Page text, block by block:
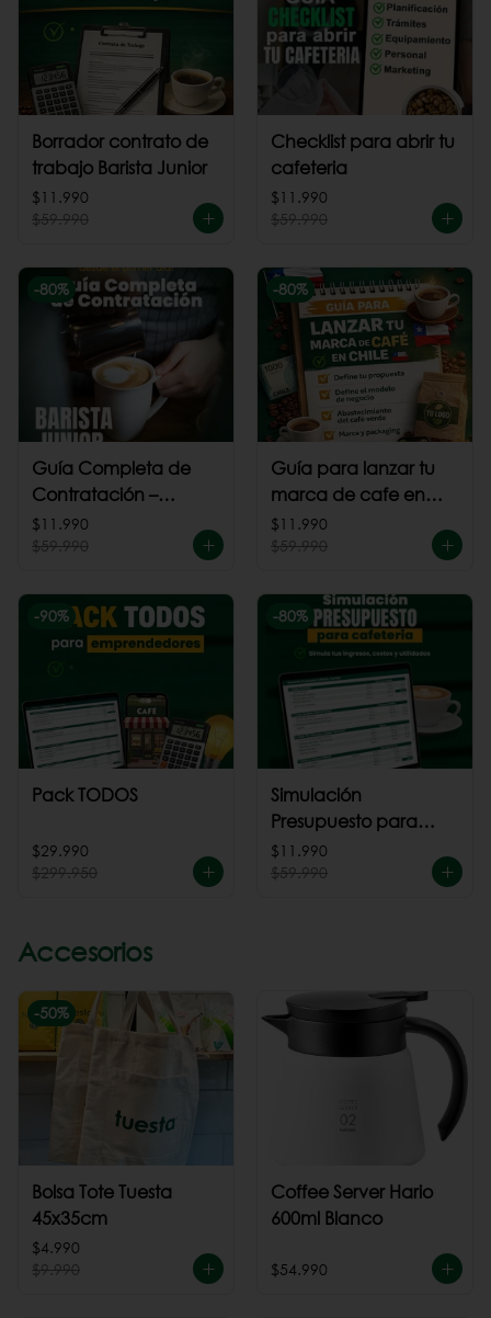
Borrador contrato de
trabajo Barista Junior
$11.990
$59.990
Checklist para abrir tu
cafeteria
$11.990
$59.990
-80%
Guía Completa de
Contratación –
Barista Junior
$11.990
$59.990
-80%
Guía para lanzar tu
marca de cafe en
Chile
$11.990
$59.990
-90%
Pack TODOS
$29.990
$299.950
-80%
Simulación
Presupuesto para
cafeteria
$11.990
$59.990
Accesorios
-50%
Bolsa Tote Tuesta
45x35cm
$4.990
$9.990
Coffee Server Hario
600ml Blanco
$54.990